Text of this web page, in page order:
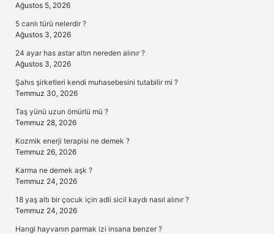
Ağustos 5, 2026
5 canlı türü nelerdir ?
Ağustos 3, 2026
24 ayar has astar altın nereden alınır ?
Ağustos 3, 2026
Şahıs şirketleri kendi muhasebesini tutabilir mi ?
Temmuz 30, 2026
Taş yünü uzun ömürlü mü ?
Temmuz 28, 2026
Kozmik enerji terapisi ne demek ?
Temmuz 26, 2026
Karma ne demek aşk ?
Temmuz 24, 2026
18 yaş altı bir çocuk için adli sicil kaydı nasıl alınır ?
Temmuz 24, 2026
Hangi hayvanın parmak izi insana benzer ?